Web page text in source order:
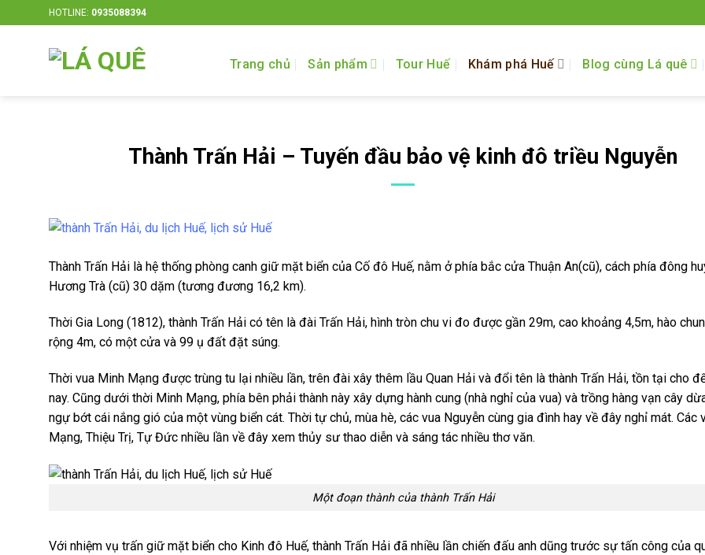
qua
HOTLINE: 0935088394
Trang chủ Sản phẩm Tour Huế Khám phá Huế Blog cùng Lá quê
Thành Trấn Hải – Tuyến đầu bảo vệ kinh đô triều Nguyễn
Thành Trấn Hải là hệ thống phòng canh giữ mặt biển của Cố đô Huế, nằm ở phía bắc cửa Thuận An(cũ), cách phía đông
Hương Trà (cũ) 30 dặm (tương đương 16,2 km).
Thời Gia Long (1812), thành Trấn Hải có tên là đài Trấn Hải, hình tròn chu vi đo được gần 29m, cao khoảng 4,5m, hào
rộng 4m, có một cửa và 99 ụ đất đặt súng.
Thời vua Minh Mạng được trùng tu lại nhiều lần, trên đài xây thêm lầu Quan Hải và đổi tên là thành Trấn Hải, tồn tại cho
nay. Cũng dưới thời Minh Mạng, phía bên phải thành này xây dựng hành cung (nhà nghỉ của vua) và trồng hàng vạn cây
ngự bớt cái nắng gió của một vùng biển cát. Thời tự chủ, mùa hè, các vua Nguyễn cùng gia đình hay về đây nghỉ mát. Các
Mạng, Thiệu Trị, Tự Đức nhiều lần về đây xem thủy sư thao diễn và sáng tác nhiều thơ văn.
Một đoạn thành của thành Trấn Hải
Với nhiệm vụ trấn giữ mặt biển cho Kinh đô Huế, thành Trấn Hải đã nhiều lần chiến đấu anh dũng trước sự tấn công của